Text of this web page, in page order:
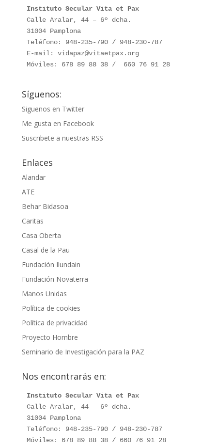
Instituto Secular Vita et Pax
Calle Aralar, 44 – 6º dcha.
31004 Pamplona
Teléfono: 948-235-790 / 948-230-787
E-mail: vidapaz@vitaetpax.org
Móviles: 678 89 88 38 /  660 76 91 28
Síguenos:
Siguenos en Twitter
Me gusta en Facebook
Suscribete a nuestras RSS
Enlaces
Alandar
ATE
Behar Bidasoa
Caritas
Casa Oberta
Casal de la Pau
Fundación Ilundain
Fundación Novaterra
Manos Unidas
Política de cookies
Política de privacidad
Proyecto Hombre
Seminario de Investigación para la PAZ
Nos encontrarás en:
Instituto Secular Vita et Pax
Calle Aralar, 44 – 6º dcha.
31004 Pamplona
Teléfono: 948-235-790 / 948-230-787
Móviles: 678 89 88 38 / 660 76 91 28